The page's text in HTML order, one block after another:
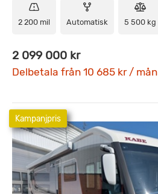
2 200 mil Automatisk 5 500 kg
2 099 000 kr
Delbetala från 10 685 kr / mån
Kampanjpris